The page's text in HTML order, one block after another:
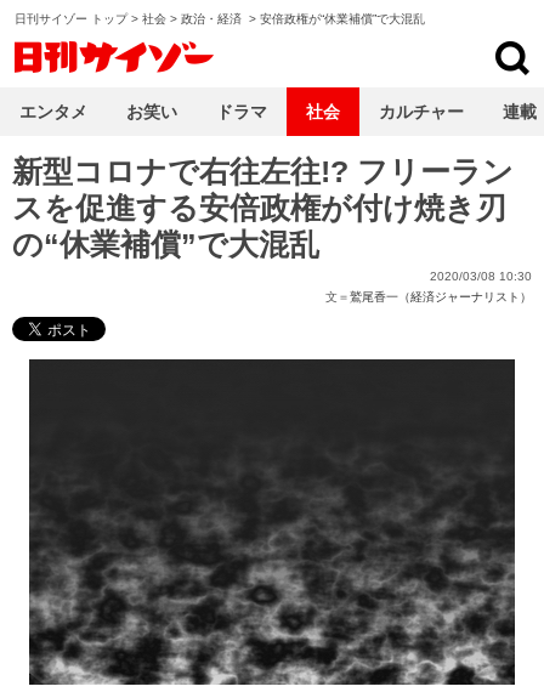
日刊サイゾー トップ> 社会 > 政治・経済 > 安倍政権が“休業補償”で大混乱
新型コロナで右往左往!? フリーラン
スを促進する安倍政権が付け焼き刃
の“休業補償”で大混乱
2020/03/08 10:30
文＝鷲尾香一（経済ジャーナリスト）
エンタメ お笑い ドラマ 社会 カルチャー 連載